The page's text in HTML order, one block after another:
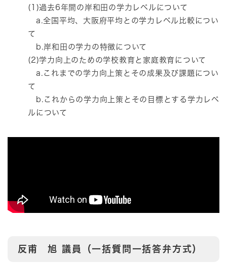
(1)過去6年間の岸和田の学力レベルについて
a.全国平均、大阪府平均との学力レベル比較につい
て
b.岸和田の学力の特徴について
(2)学力向上のための学校教育と家庭教育について
a.これまでの学力向上策とその成果及び課題につい
て
b.これからの学力向上策とその目標とする学力レベ
ルについて
反甫 旭 議員（一括質問一括答弁方式）